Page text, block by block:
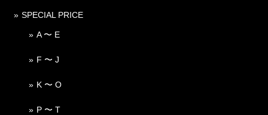
SPECIAL PRICE
A 〜 E
F 〜 J
K 〜 O
P 〜 T